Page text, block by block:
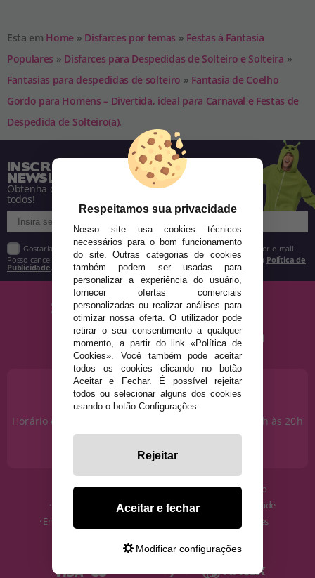
Esta em Home » Disfarces por temas » Festas à Fantasia
Populares » Disfarces para Despedidas de Solteiro e Solteira »
Fantasias para despedidas de solteiro » Fantasia de Coelho
Gordo para Homens – Divertida, ideal para Carnaval e Festas de
Despedida de Solteiro(a).
INSCREVA-SE NA NOSSA
NEWSLETTER
Obtenha descontos e saiba de tudo antes de
todos!
Gostaria de receber descontos exclusivos, novidades e tendências por e-mail.
Posso cancelar a inscrição a qualquer momento, conforme estipulado na Política de
Publicidade
PRECISA DE AJUDA?
915 793 695
Horário de segunda a sexta das 10h às 14h e das 17h às 20h
info@disfracestuyyo.pt
· Quem somos
· Como comprar
· Envios e Devoluções
· Condições de uso
· Política de Privacidade
· Política de Cookies
Respeitamos sua privacidade
Nosso site usa cookies técnicos
necessários para o bom funcionamento
do site. Outras categorias de cookies
também podem ser usadas para
personalizar a experiência do usuário,
fornecer ofertas comerciais
personalizadas ou realizar análises para
otimizar nossa oferta. O utilizador pode
retirar o seu consentimento a qualquer
momento, a partir do link «Política de
Cookies». Você também pode aceitar
todos os cookies clicando no botão
Aceitar e Fechar. É possível rejeitar
todos ou selecionar alguns dos cookies
usando o botão Configurações.
Rejeitar
Aceitar e fechar
Modificar configurações